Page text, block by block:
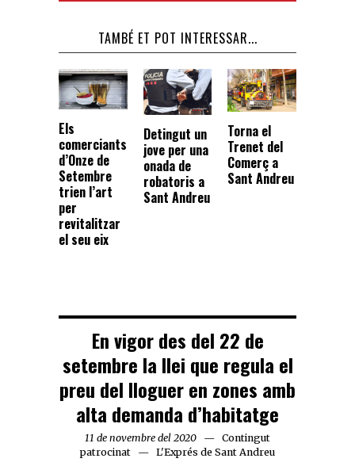
TAMBÉ ET POT INTERESSAR...
Els
comerciants
d’Onze de
Setembre
trien l’art
per
revitalitzar
el seu eix
Detingut un
jove per una
onada de
robatoris a
Sant Andreu
Torna el
Trenet del
Comerç a
Sant Andreu
En vigor des del 22 de
setembre la llei que regula el
preu del lloguer en zones amb
alta demanda d’habitatge
11 de novembre del 2020
Contingut
patrocinat
L'Exprés de Sant Andreu